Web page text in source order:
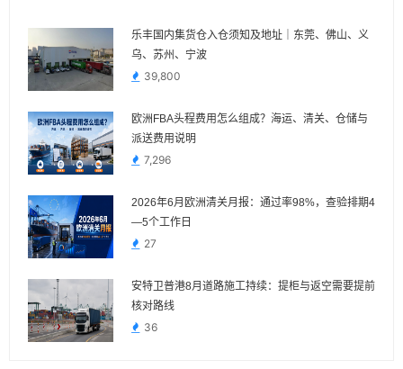
乐丰国内集货仓入仓须知及地址｜东莞、佛山、义
乌、苏州、宁波
39,800
欧洲FBA头程费用怎么组成？海运、清关、仓储与
派送费用说明
7,296
2026年6月欧洲清关月报：通过率98%，查验排期4
—5个工作日
27
安特卫普港8月道路施工持续：提柜与返空需要提前
核对路线
36